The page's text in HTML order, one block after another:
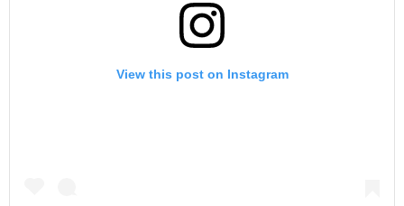
View this post on Instagram